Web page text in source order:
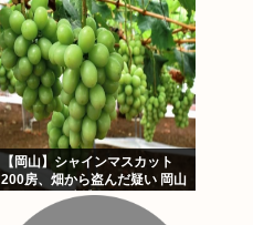
【岡山】シャインマスカット
200房、畑から盗んだ疑い 岡山
県警が男を逮捕